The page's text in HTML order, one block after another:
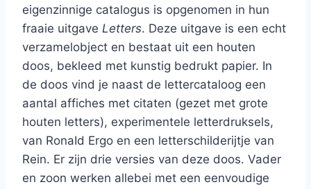
eigenzinnige catalogus is opgenomen in hun
fraaie uitgave Letters. Deze uitgave is een echt
verzamelobject en bestaat uit een houten
doos, bekleed met kunstig bedrukt papier. In
de doos vind je naast de lettercataloog een
aantal affiches met citaten (gezet met grote
houten letters), experimentele letterdruksels,
van RonaId Ergo en een letterschilderijtje van
Rein. Er zijn drie versies van deze doos. Vader
en zoon werken allebei met een eenvoudige